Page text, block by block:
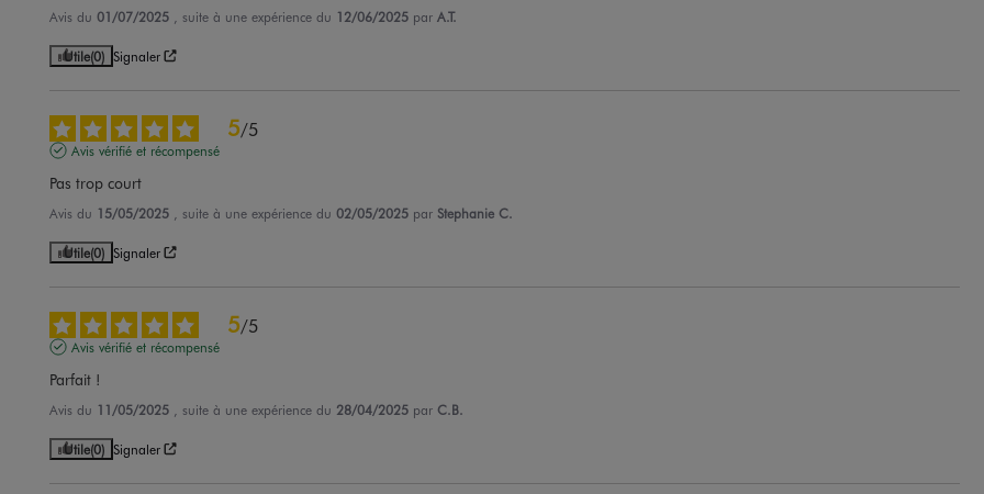
Avis du 01/07/2025 , suite à une expérience du 12/06/2025 par A.T.
Utile(0) Signaler
5/5
Avis vérifié et récompensé
Pas trop court
Avis du 15/05/2025 , suite à une expérience du 02/05/2025 par Stephanie C.
Utile(0) Signaler
5/5
Avis vérifié et récompensé
Parfait !
Avis du 11/05/2025 , suite à une expérience du 28/04/2025 par C.B.
Utile(0) Signaler